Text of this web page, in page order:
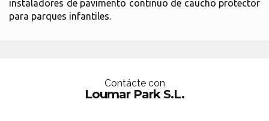
instaladores de pavimento continuo de caucho protector
para parques infantiles.
Contácte con
Loumar Park S.L.